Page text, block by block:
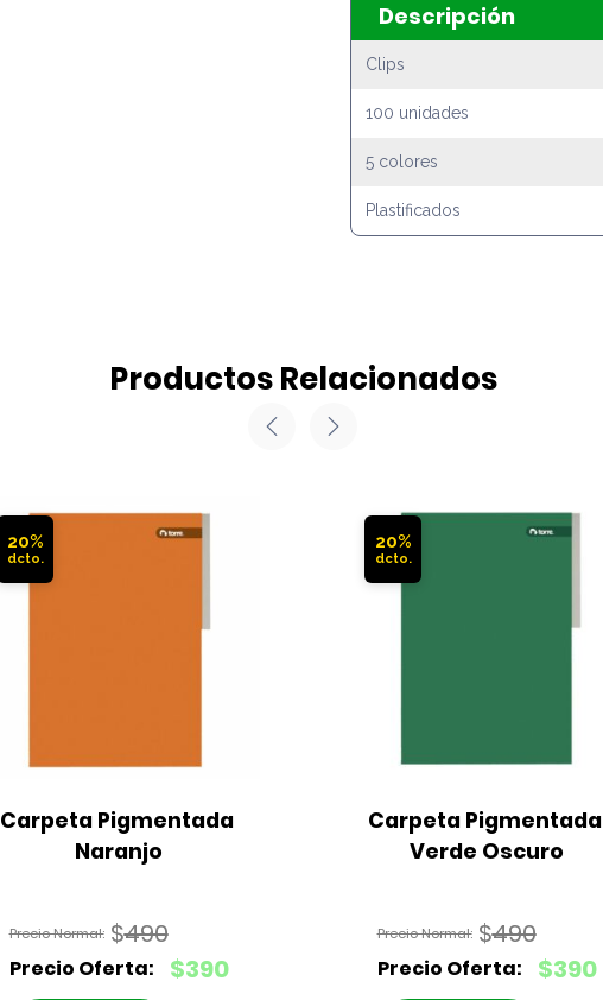
Descripción
Clips
100 unidades
5 colores
Plastificados
Productos Relacionados
20%
Carpeta Pigmentada
Naranjo
$490
El
precio
$390
20%
Carpeta Pigmentada
Verde Oscuro
$490
El
precio
$390